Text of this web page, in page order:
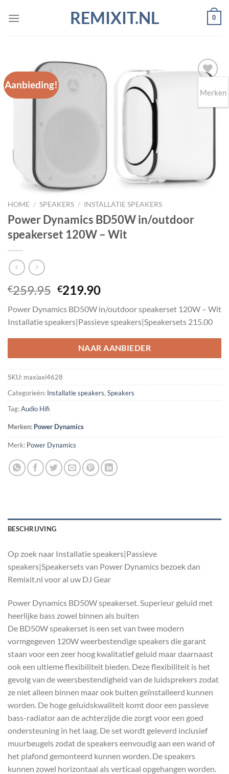
naar
REMIXIT.NL 0
Aanbieding!
Toevoegen
HOME / SPEAKERS / INSTALLATIE SPEAKERS
Power Dynamics BD50W in/outdoor
speakerset 120W – Wit
€259.95 Oorspronkelijke
was:
€259.95.
€219.90Huidige
is:
€219.90.
Power Dynamics BD50W in/outdoor speakerset 120W – Wit
Installatie speakers|Passieve speakers|Speakersets 215.00
NAAR AANBIEDER
SKU: maxiaxi4628
Categorieën: Installatie speakers, Speakers
Tag:Audio Hifi
Merken: Power Dynamics
Merk: Power Dynamics
BESCHRIJVING
Op zoek naar Installatie speakers|Passieve
speakers|Speakersets van Power Dynamics bezoek dan
Remixit.nl voor al uw DJ Gear
Power Dynamics BD50W speakerset. Superieur geluid met
heerlijke bass zowel binnen als buiten
De BD50W speakerset is een set van twee modern
vormgegeven 120W weerbestendige speakers die garant
staan voor een zeer hoog kwalitatief geluid maar daarnaast
ook een ultieme flexibiliteit bieden. Deze flexibiliteit is het
gevolg van de weersbestendigheid van de luidsprekers zodat
ze niet alleen binnen maar ook buiten geïnstalleerd kunnen
worden. De hoge geluidskwaliteit komt door een passieve
bass-radiator aan de achterzijde die zorgt voor een goed
ondersteuning in het laag. De set wordt geleverd inclusief
muurbeugels zodat de speakers eenvoudig aan een wand of
het plafond gemonteerd kunnen worden. De speakers
kunnen zowel horizontaal als verticaal opgehangen worden.
Merken